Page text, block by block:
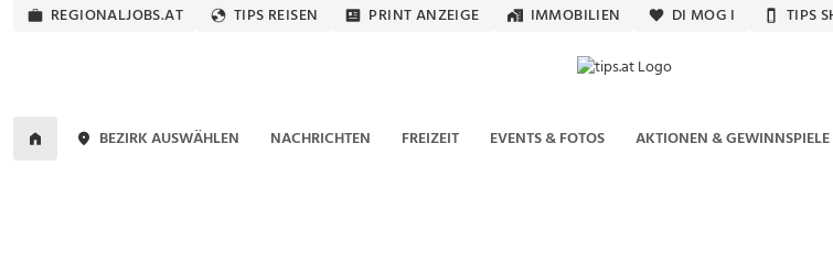
REGIONALJOBS.AT TIPS REISEN PRINT ANZEIGE IMMOBILIEN DI MOG I TIPS
BEZIRK AUSWÄHLEN NACHRICHTEN FREIZEIT EVENTS & FOTOS AKTIONEN & GEWINNSPIELE